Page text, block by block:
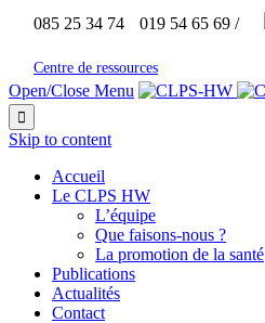
085 25 34 74 019 54 65 69 /
Centre de ressources
Open/Close Menu

Skip to content
Accueil
Le CLPS HW
L’équipe
Que faisons-nous ?
La promotion de la santé
Publications
Actualités
Contact